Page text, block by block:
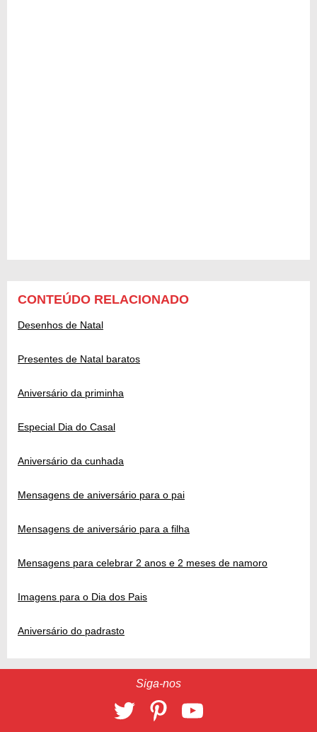
CONTEÚDO RELACIONADO
Desenhos de Natal
Presentes de Natal baratos
Aniversário da priminha
Especial Dia do Casal
Aniversário da cunhada
Mensagens de aniversário para o pai
Mensagens de aniversário para a filha
Mensagens para celebrar 2 anos e 2 meses de namoro
Imagens para o Dia dos Pais
Aniversário do padrasto
Siga-nos